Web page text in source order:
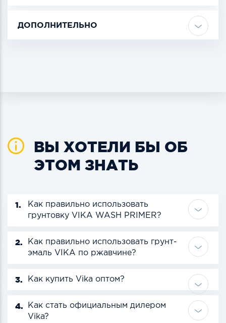
ДОПОЛНИТЕЛЬНО
ВЫ ХОТЕЛИ БЫ ОБ
ЭТОМ ЗНАТЬ
1.
Как правильно использовать
грунтовку VIKA WASH PRIMER?
2.
Как правильно использовать грунт-
эмаль VIKA по ржавчине?
3. Как купить Vika оптом?
4.
Как стать официальным дилером
Vika?